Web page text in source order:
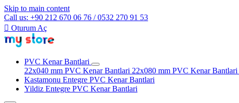
Skip to main content
Call us: +90 212 670 06 76 / 0532 270 91 53
 Oturum Aç
PVC Kenar Bantlari
22x040 mm PVC Kenar Bantlari 22x080 mm PVC Kenar Bantlari
Kastamonu Entegre PVC Kenar Bantlari
Yildiz Entegre PVC Kenar Bantlari